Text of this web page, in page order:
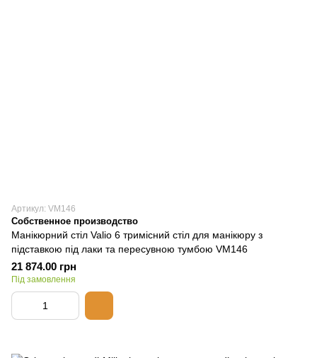
Артикул: VM146
Собственное производство
Манікюрний стіл Valiо 6 тримісний стіл для манікюру з
підставкою під лаки та пересувною тумбою VM146
21 874.00 грн
Під замовлення